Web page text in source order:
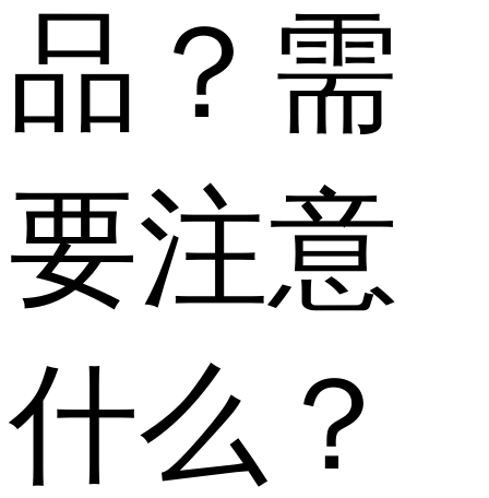
品？需
要注意
什么？